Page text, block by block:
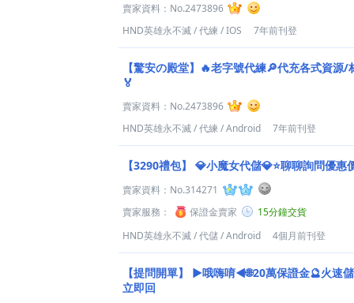
賣家資料： No.2473896
HND英雄永不滅/代練 /IOS 7年前刊登
【驚安の殿堂】🔥老字號代練🔎代充各式資源
🏅
賣家資料： No.2473896
HND英雄永不滅/代練 /Android 7年前刊登
【3290禮包】 💎小魔女代儲💎⭐聊聊詢問優惠
賣家資料： No.314271
賣家服務：
保證金賣家
15分鐘交貨
HND英雄永不滅/代儲/Android 4個月前刊登
【提問開單】
►哦嗨唷◄🌐20萬保證金🔮火速
立即回